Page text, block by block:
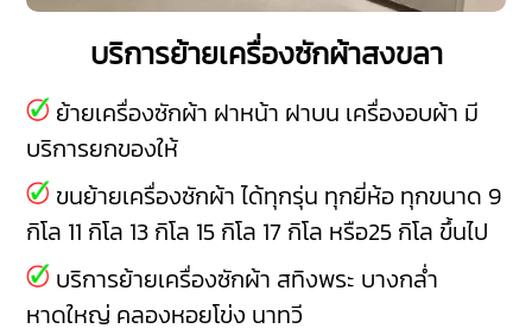
บริการย้ายเครื่องซักผ้าสงขลา
ย้ายเครื่องซักผ้า ฝาหน้า ฝาบน เครื่องอบผ้า มี
บริการยกของให้
ขนย้ายเครื่องซักผ้า ได้ทุกรุ่น ทุกยี่ห้อ ทุกขนาด 9
กิโล 11 กิโล 13 กิโล 15 กิโล 17 กิโล หรือ25 กิโล ขึ้นไป
บริการย้ายเครื่องซักผ้า สทิงพระ บางกล่ำ
หาดใหญ่ คลองหอยโข่ง นาทวี